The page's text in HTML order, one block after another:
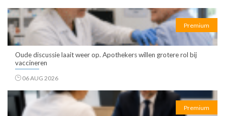
Premium
Oude discussie laait weer op. Apothekers willen grotere rol bij
vaccineren
06 AUG 2026
Premium